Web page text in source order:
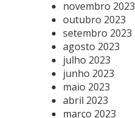
novembro 2023
outubro 2023
setembro 2023
agosto 2023
julho 2023
junho 2023
maio 2023
abril 2023
março 2023